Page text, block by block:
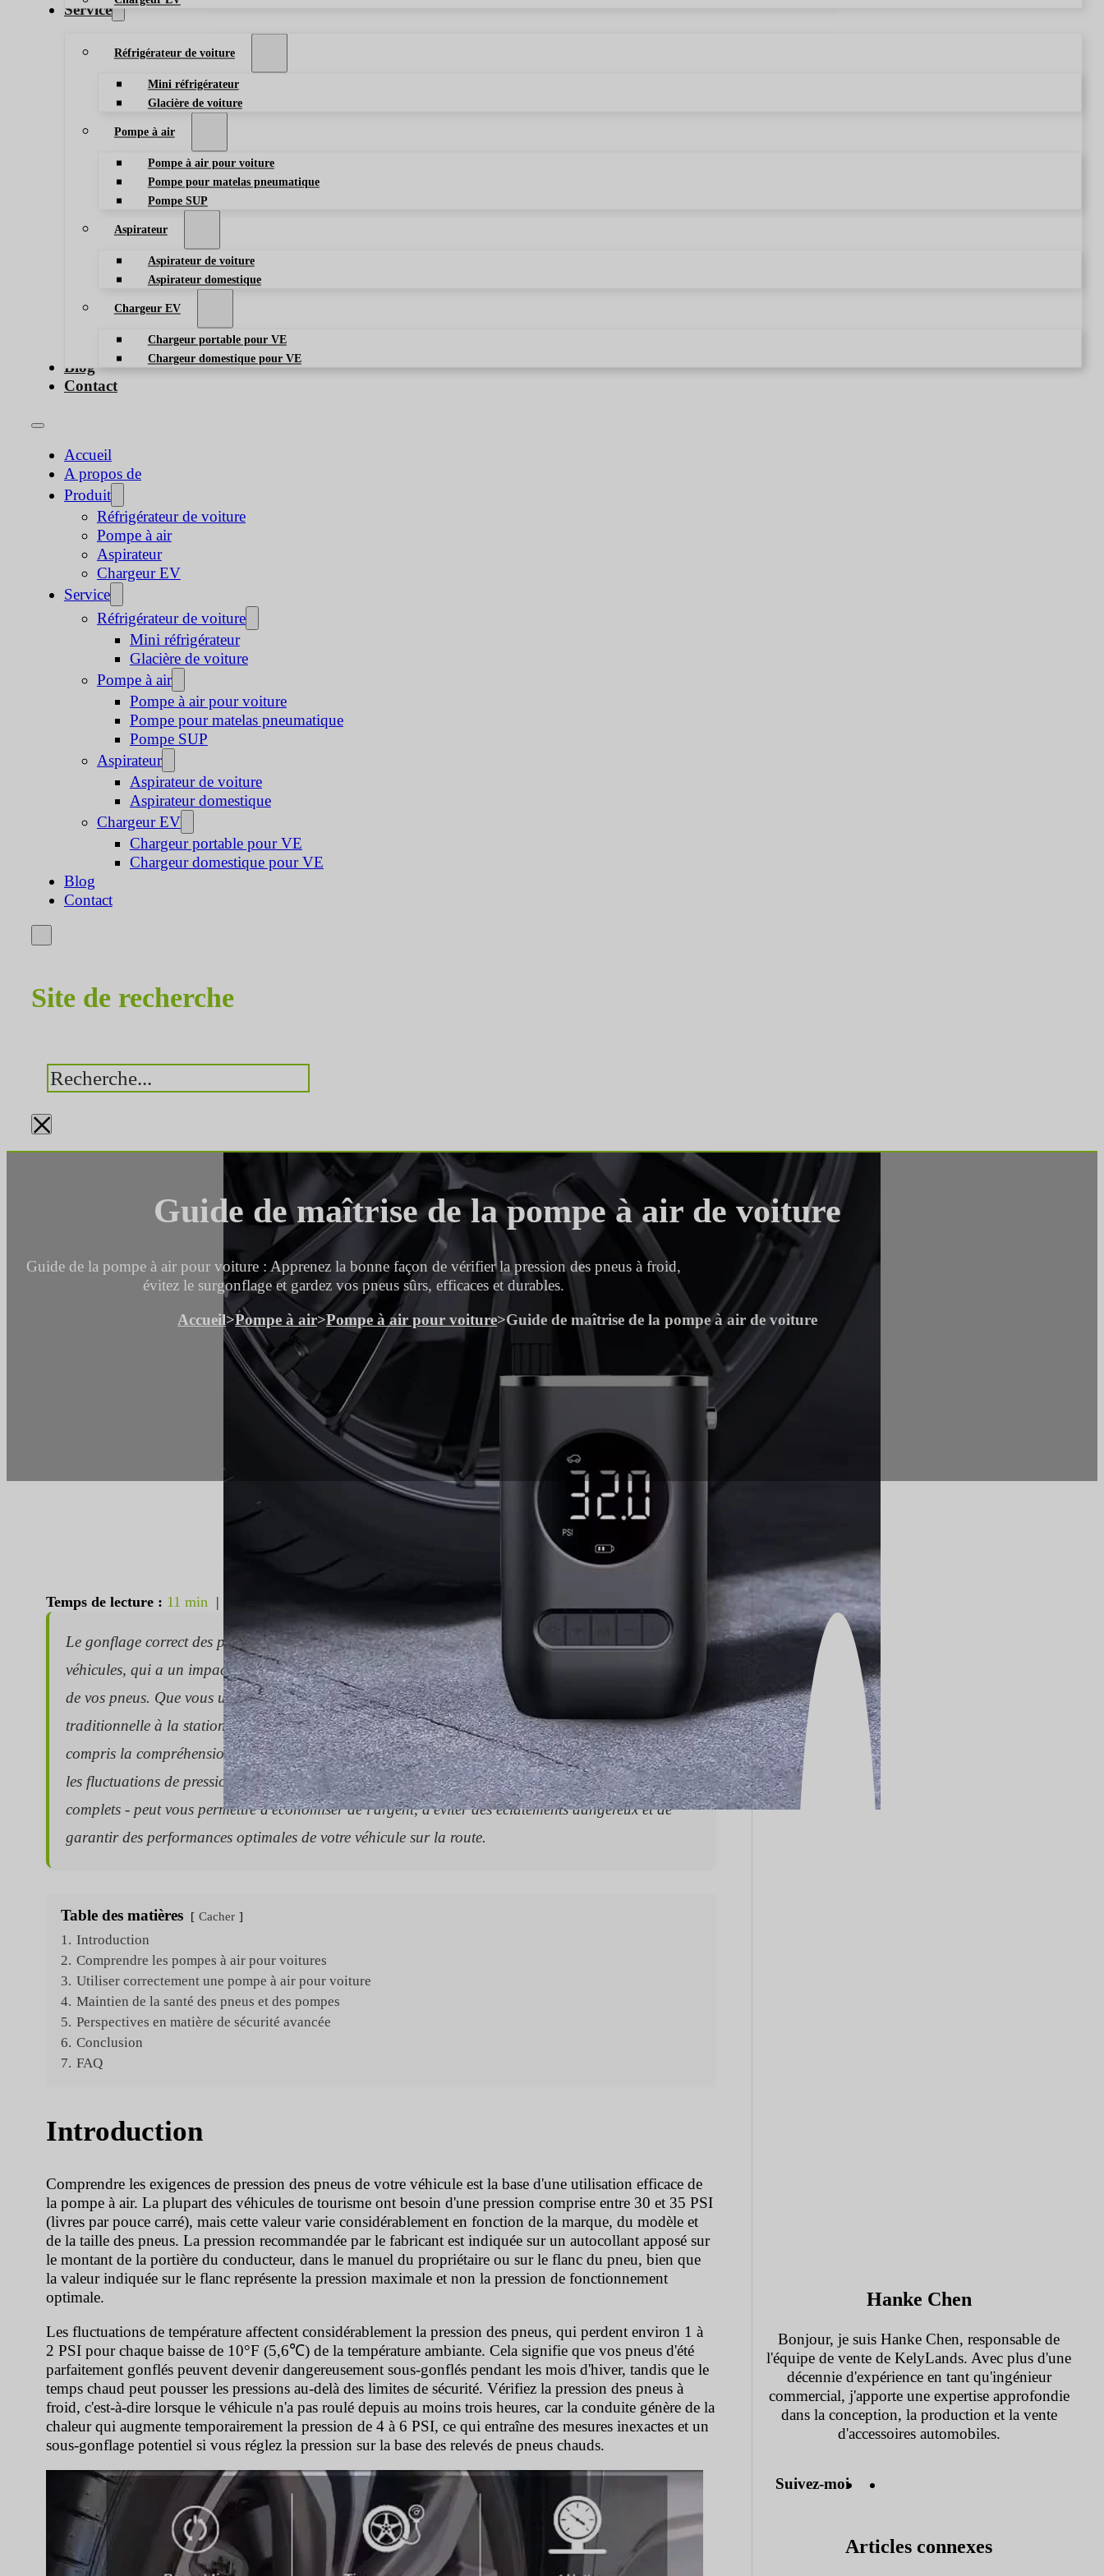
Service
Réfrigérateur de voiture
Mini réfrigérateur
Glacière de voiture
Pompe à air
Pompe à air pour voiture
Pompe pour matelas pneumatique
Pompe SUP
Aspirateur
Aspirateur de voiture
Aspirateur domestique
Chargeur EV
Chargeur portable pour VE
Chargeur domestique pour VE
Blog
Contact
Accueil
A propos de
Produit
Réfrigérateur de voiture
Pompe à air
Aspirateur
Chargeur EV
Service
Réfrigérateur de voiture
Mini réfrigérateur
Glacière de voiture
Pompe à air
Pompe à air pour voiture
Pompe pour matelas pneumatique
Pompe SUP
Aspirateur
Aspirateur de voiture
Aspirateur domestique
Chargeur EV
Chargeur portable pour VE
Chargeur domestique pour VE
Blog
Contact
Site de recherche
Rechercher
×
Guide de maîtrise de la pompe à air de voiture
Guide de la pompe à air pour voiture : Apprenez la bonne façon de vérifier la pression des pneus à froid,
évitez le surgonflage et gardez vos pneus sûrs, efficaces et durables.
Accueil>Pompe à air>Pompe à air pour voiture>Guide de maîtrise de la pompe à air de voiture
Temps de lecture : 11 min|
Le gonflage correct des pneus est un aspect essentiel, mais souvent négligé, de l'entretien des
véhicules, qui a un impact direct sur votre sécurité, votre consommation de carburant et la longévité
de vos pneus. Que vous utilisiez un gonfleur électrique portable à la maison ou une pompe à air
traditionnelle à la station-service, la maîtrise des techniques correctes de gonflage des pneus - y
compris la compréhension des relevés de pression des pneus à froid, les effets de la température sur
les fluctuations de pression, les critères de sélection de la pompe et les protocoles de sécurité
complets - peut vous permettre d'économiser de l'argent, d'éviter des éclatements dangereux et de
garantir des performances optimales de votre véhicule sur la route.
Table des matières Cacher
1. Introduction
2. Comprendre les pompes à air pour voitures
3. Utiliser correctement une pompe à air pour voiture
4. Maintien de la santé des pneus et des pompes
5. Perspectives en matière de sécurité avancée
6. Conclusion
7. FAQ
Introduction
Comprendre les exigences de pression des pneus de votre véhicule est la base d'une utilisation efficace de
la pompe à air. La plupart des véhicules de tourisme ont besoin d'une pression comprise entre 30 et 35 PSI
(livres par pouce carré), mais cette valeur varie considérablement en fonction de la marque, du modèle et
de la taille des pneus. La pression recommandée par le fabricant est indiquée sur un autocollant apposé sur
le montant de la portière du conducteur, dans le manuel du propriétaire ou sur le flanc du pneu, bien que
la valeur indiquée sur le flanc représente la pression maximale et non la pression de fonctionnement
optimale.
Les fluctuations de température affectent considérablement la pression des pneus, qui perdent environ 1 à
2 PSI pour chaque baisse de 10°F (5,6℃) de la température ambiante. Cela signifie que vos pneus d'été
parfaitement gonflés peuvent devenir dangereusement sous-gonflés pendant les mois d'hiver, tandis que le
temps chaud peut pousser les pressions au-delà des limites de sécurité. Vérifiez la pression des pneus à
froid, c'est-à-dire lorsque le véhicule n'a pas roulé depuis au moins trois heures, car la conduite génère de la
chaleur qui augmente temporairement la pression de 4 à 6 PSI, ce qui entraîne des mesures inexactes et un
sous-gonflage potentiel si vous réglez la pression sur la base des relevés de pneus chauds.
Hanke Chen
Bonjour, je suis Hanke Chen, responsable de
l'équipe de vente de KelyLands. Avec plus d'une
décennie d'expérience en tant qu'ingénieur
commercial, j'apporte une expertise approfondie
dans la conception, la production et la vente
d'accessoires automobiles.
Suivez-moi
Articles connexes